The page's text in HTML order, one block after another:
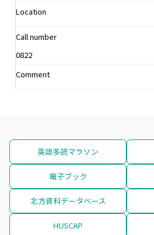
Location
Call number
0822
Comment
英語多読マラソン
電子ブック
北方資料データベース
HUSCAP